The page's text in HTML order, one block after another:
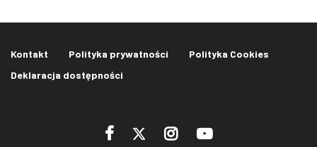
Kontakt Polityka prywatności
Polityka Cookies
Deklaracja dostępności